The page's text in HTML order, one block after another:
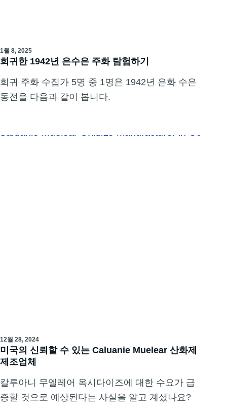
1월 8, 2025
희귀한 1942년 은수은 주화 탐험하기
희귀 주화 수집가 5명 중 1명은 1942년 은화 수은
동전을 다음과 같이 봅니다.
12월 28, 2024
미국의 신뢰할 수 있는 Caluanie Muelear 산화제
제조업체
칼루아니 무엘레어 옥시다이즈에 대한 수요가 급
증할 것으로 예상된다는 사실을 알고 계셨나요?